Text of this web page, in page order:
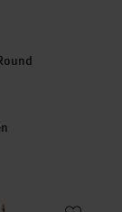
Aquarell